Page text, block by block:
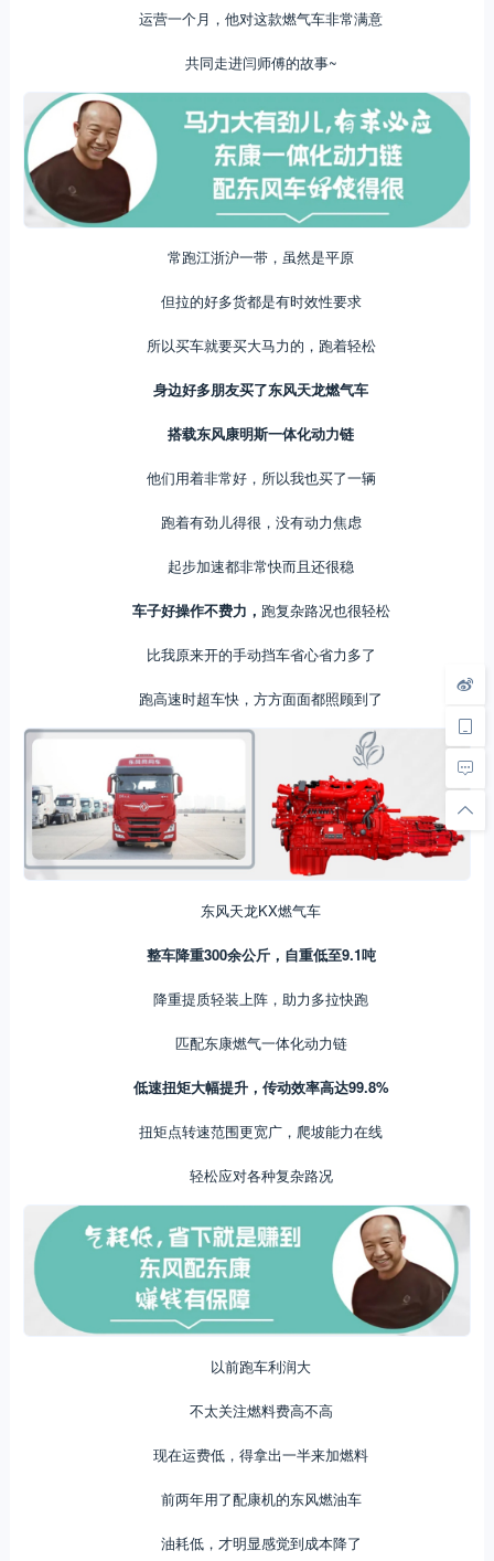
运营一个月，他对这款燃气车非常满意
共同走进闫师傅的故事~
常跑江浙沪一带，虽然是平原
但拉的好多货都是有时效性要求
所以买车就要买大马力的，跑着轻松
身边好多朋友买了东风天龙燃气车
搭载东风康明斯一体化动力链
他们用着非常好，所以我也买了一辆
跑着有劲儿得很，没有动力焦虑
起步加速都非常快而且还很稳
车子好操作不费力， 跑复杂路况也很轻松
比我原来开的手动挡车省心省力多了
跑高速时超车快，方方面面都照顾到了
东风天龙KX燃气车
整车降重300余公斤，自重低至9.1吨
降重提质轻装上阵，助力多拉快跑
匹配东康燃气一体化动力链
低速扭矩大幅提升，传动效率高达99.8%
扭矩点转速范围更宽广，爬坡能力在线
轻松应对各种复杂路况
以前跑车利润大
不太关注燃料费高不高
现在运费低，得拿出一半来加燃料
前两年用了配康机的东风燃油车
油耗低，才明显感觉到成本降了